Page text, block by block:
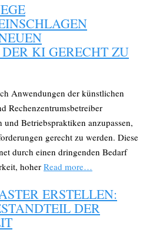
KI GERECHT ZU
Anwendungen der künstlichen
Rechenzentrumsbetreiber
Betriebspraktiken anzupassen,
gerecht zu werden. Diese
durch einen dringenden Bedarf
hoher Read more…
ERSTELLEN:
DER